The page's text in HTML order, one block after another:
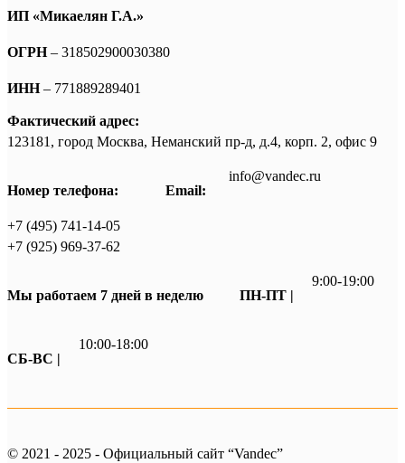
ИП «Микаелян Г.А.»
ОГРН– 318502900030380
ИНН– 771889289401
Фактический адрес:
123181, город Москва, Неманский пр-д, д.4, корп. 2, офис 9
Номер телефона:
+7 (495) 741-14-05
+7 (925) 969-37-62
Email:
info@vandec.ru
Мы работаем 7 дней в неделю ПН-ПТ |
9:00-19:00
СБ-ВС |
10:00-18:00
© 2021 - 2025 - Официальный сайт “Vandec”